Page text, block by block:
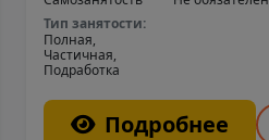
Тип занятости:
Полная,
Частичная,
Подработка
Подробнее